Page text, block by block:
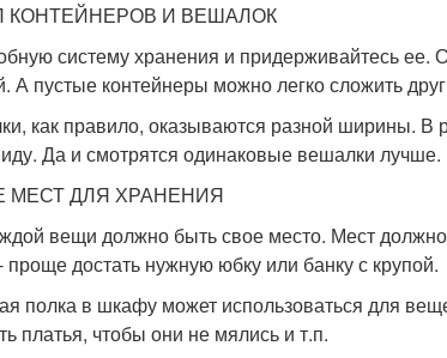
КОНТЕЙНЕРОВ И ВЕШАЛОК
систему хранения и придерживайтесь ее.
А пустые контейнеры можно легко сложить
как правило, оказываются разной ширины. В
Да и смотрятся одинаковые вешалки лучше.
МЕСТ ДЛЯ ХРАНЕНИЯ
вещи должно быть свое место. Мест
проще достать нужную юбку или банку с крупой.
полка в шкафу может использоваться для
платья, чтобы они не мялись и т.п.